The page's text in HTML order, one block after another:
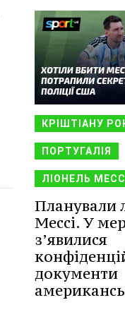
КРІШТІАНУ
ПОРТУГАЛІЯ
ЛІОНЕЛЬ МЕССІ
Планували
Мессі. У
з’явилися
документи